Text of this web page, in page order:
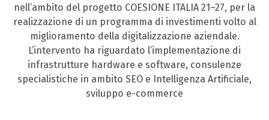
nell’ambito del progetto COESIONE ITALIA 21–27, per la
realizzazione di un programma di investimenti volto al
miglioramento della digitalizzazione aziendale.
L’intervento ha riguardato l’implementazione di
infrastrutture hardware e software, consulenze
specialistiche in ambito SEO e Intelligenza Artificiale,
sviluppo e-commerce